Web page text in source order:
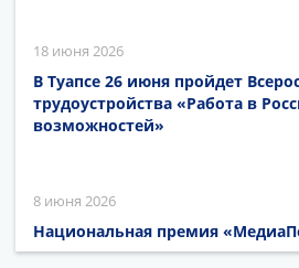
18 июня 2026
В Туапсе 26 июня пройдет
трудоустройства «Работа в
возможностей»
8 июня 2026
Национальная премия